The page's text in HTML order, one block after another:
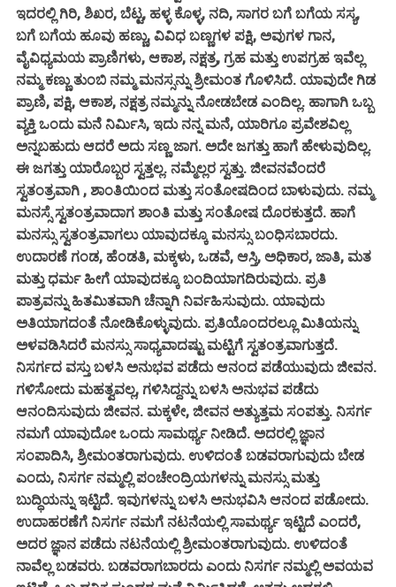
ಇದರಲ್ಲಿ ಗಿರಿ, ಶಿಖರ, ಬೆಟ್ಟ, ಹಳ್ಳ ಕೊಳ್ಳ, ನದಿ, ಸಾಗರ ಬಗೆ ಬಗೆಯ ಸಸ್ಯ,
ಬಗೆ ಬಗೆಯ ಹೂವು ಹಣ್ಣು, ವಿವಿಧ ಬಣ್ಣಗಳ ಪಕ್ಷಿ, ಅವುಗಳ ಗಾನ,
ವೈವಿಧ್ಯಮಯ ಪ್ರಾಣಿಗಳು, ಆಕಾಶ, ನಕ್ಷತ್ರ, ಗ್ರಹ ಮತ್ತು ಉಪಗ್ರಹ ಇವೆಲ್ಲ
ನಮ್ಮ ಕಣ್ಣು ತುಂಬಿ ನಮ್ಮ ಮನಸ್ಸನ್ನು ಶ್ರೀಮಂತ ಗೊಳಿಸಿದೆ. ಯಾವುದೇ ಗಿಡ
ಪ್ರಾಣಿ, ಪಕ್ಷಿ, ಆಕಾಶ, ನಕ್ಷತ್ರ ನಮ್ಮನ್ನು ನೋಡಬೇಡ ಎಂದಿಲ್ಲ. ಹಾಗಾಗಿ ಒಬ್ಬ
ವ್ಯಕ್ತಿ ಒಂದು ಮನೆ ನಿರ್ಮಿಸಿ, ಇದು ನನ್ನ ಮನೆ, ಯಾರಿಗೂ ಪ್ರವೇಶವಿಲ್ಲ
ಅನ್ನಬಹುದು ಆದರೆ ಅದು ಸಣ್ಣ ಜಾಗ. ಅದೇ ಜಗತ್ತು ಹಾಗೆ ಹೇಳುವುದಿಲ್ಲ.
ಈ ಜಗತ್ತು ಯಾರೊಬ್ಬರ ಸ್ವತ್ತಲ್ಲ. ನಮ್ಮೆಲ್ಲರ ಸ್ವತ್ತು. ಜೀವನವೆಂದರೆ
ಸ್ವತಂತ್ರವಾಗಿ , ಶಾಂತಿಯಿಂದ ಮತ್ತು ಸಂತೋಷದಿಂದ ಬಾಳುವುದು. ನಮ್ಮ
ಮನಸ್ಸೆ ಸ್ವತಂತ್ರವಾದಾಗ ಶಾಂತಿ ಮತ್ತು ಸಂತೋಷ ದೊರಕುತ್ತದೆ. ಹಾಗೆ
ಮನಸ್ಸು ಸ್ವತಂತ್ರವಾಗಲು ಯಾವುದಕ್ಕೂ ಮನಸ್ಸು ಬಂಧಿಸಬಾರದು.
ಉದಾರಣೆ ಗಂಡ, ಹೆಂಡತಿ, ಮಕ್ಕಳು, ಒಡವೆ, ಆಸ್ತಿ, ಅಧಿಕಾರ, ಜಾತಿ, ಮತ
ಮತ್ತು ಧರ್ಮ ಹೀಗೆ ಯಾವುದಕ್ಕೂ ಬಂದಿಯಾಗದಿರುವುದು. ಪ್ರತಿ
ಪಾತ್ರವನ್ನು ಹಿತಮಿತವಾಗಿ ಚೆನ್ನಾಗಿ ನಿರ್ವಹಿಸುವುದು. ಯಾವುದು
ಅತಿಯಾಗದಂತೆ ನೋಡಿಕೊಳ್ಳುವುದು. ಪ್ರತಿಯೊಂದರಲ್ಲೂ ಮಿತಿಯನ್ನು
ಅಳವಡಿಸಿದರೆ ಮನಸ್ಸು ಸಾಧ್ಯವಾದಷ್ಟು ಮಟ್ಟಿಗೆ ಸ್ವತಂತ್ರವಾಗುತ್ತದೆ.
ನಿಸರ್ಗದ ವಸ್ತು ಬಳಸಿ ಅನುಭವ ಪಡೆದು ಆನಂದ ಪಡೆಯುವುದು ಜೀವನ.
ಗಳಿಸೋದು ಮಹತ್ವವಲ್ಲ, ಗಳಿಸಿದ್ದನ್ನು ಬಳಸಿ ಅನುಭವ ಪಡೆದು
ಆನಂದಿಸುವುದು ಜೀವನ. ಮಕ್ಕಳೇ, ಜೀವನ ಅತ್ಯುತ್ತಮ ಸಂಪತ್ತು. ನಿಸರ್ಗ
ನಮಗೆ ಯಾವುದೋ ಒಂದು ಸಾಮರ್ಥ್ಯ ನೀಡಿದೆ. ಅದರಲ್ಲಿ ಜ್ಞಾನ
ಸಂಪಾದಿಸಿ, ಶ್ರೀಮಂತರಾಗುವುದು. ಉಳಿದಂತೆ ಬಡವರಾಗುವುದು ಬೇಡ
ಎಂದು, ನಿಸರ್ಗ ನಮ್ಮಲ್ಲಿ ಪಂಚೇಂದ್ರಿಯಗಳನ್ನು ಮನಸ್ಸು ಮತ್ತು
ಬುದ್ಧಿಯನ್ನು ಇಟ್ಟಿದೆ. ಇವುಗಳನ್ನು ಬಳಸಿ ಅನುಭವಿಸಿ ಆನಂದ ಪಡೋದು.
ಉದಾಹರಣೆಗೆ ನಿಸರ್ಗ ನಮಗೆ ನಟನೆಯಲ್ಲಿ ಸಾಮರ್ಥ್ಯ ಇಟ್ಟಿದೆ ಎಂದರೆ,
ಅದರ ಜ್ಞಾನ ಪಡೆದು ನಟನೆಯಲ್ಲಿ ಶ್ರೀಮಂತರಾಗುವುದು. ಉಳಿದಂತೆ
ನಾವೆಲ್ಲ ಬಡವರು. ಬಡವರಾಗಬಾರದು ಎಂದು ನಿಸರ್ಗ ನಮ್ಮಲ್ಲಿ ಅವಯವ